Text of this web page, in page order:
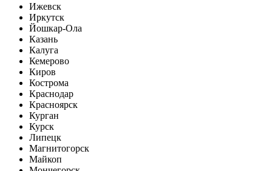
Ижевск
Иркутск
Йошкар-Ола
Казань
Калуга
Кемерово
Киров
Кострома
Краснодар
Красноярск
Курган
Курск
Липецк
Магнитогорск
Майкоп